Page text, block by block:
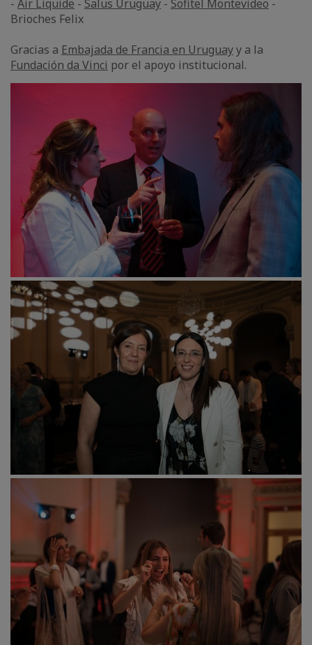
- Air Liquide - Salus Uruguay - Sofitel Montevideo -
Brioches Felix
Gracias a Embajada de Francia en Uruguayy a la
Fundación da Vinci por el apoyo institucional.